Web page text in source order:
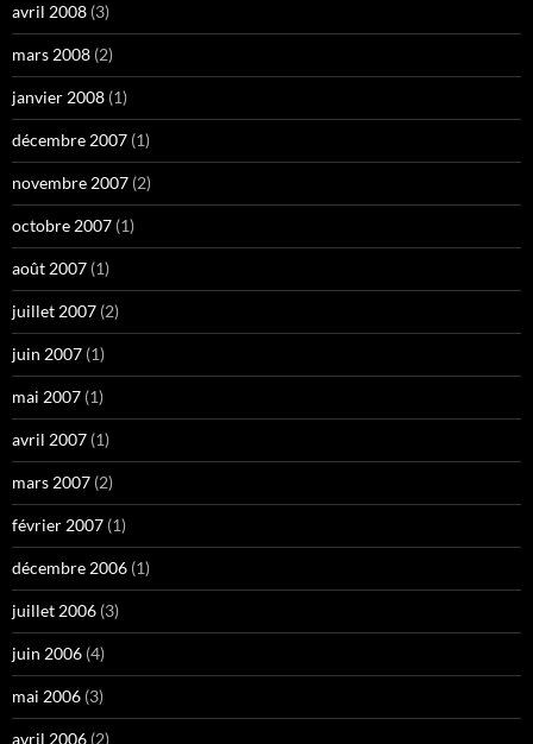
avril 2008 (3)
mars 2008 (2)
janvier 2008 (1)
décembre 2007 (1)
novembre 2007 (2)
octobre 2007 (1)
août 2007 (1)
juillet 2007 (2)
juin 2007 (1)
mai 2007 (1)
avril 2007 (1)
mars 2007 (2)
février 2007 (1)
décembre 2006 (1)
juillet 2006 (3)
juin 2006 (4)
mai 2006 (3)
avril 2006 (2)